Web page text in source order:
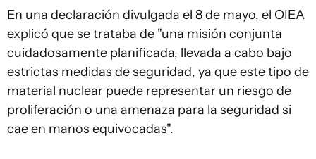
En una declaración divulgada el 8 de mayo, el OIEA
explicó que se trataba de "una misión conjunta
cuidadosamente planificada, llevada a cabo bajo
estrictas medidas de seguridad, ya que este tipo de
material nuclear puede representar un riesgo de
proliferación o una amenaza para la seguridad si
cae en manos equivocadas".